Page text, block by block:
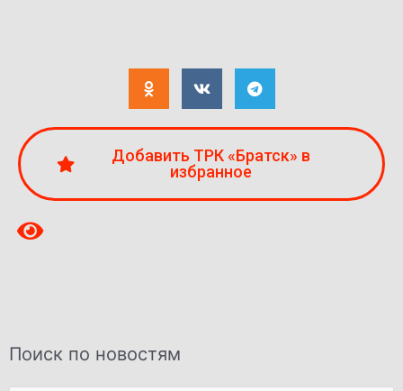
Добавить ТРК «Братск» в
избранное
Поиск по новостям